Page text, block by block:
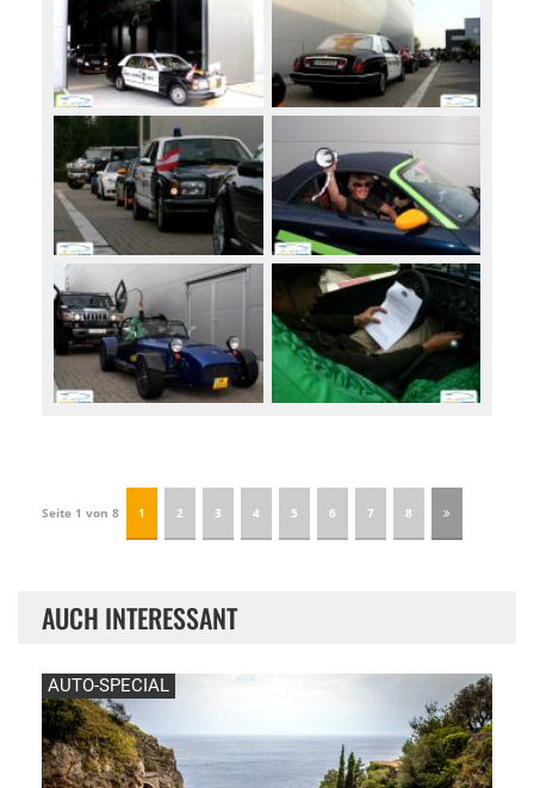
Seite 1 von 8 1 2 3 4 5 6 7 8
AUCH INTERESSANT
AUTO-SPECIAL